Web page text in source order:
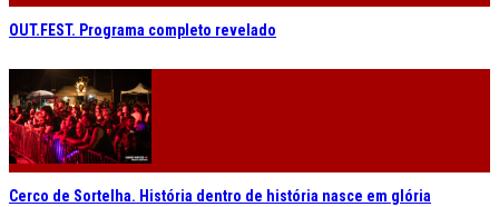
OUT.FEST. Programa completo revelado
Cerco de Sortelha. História dentro de história nasce em glória